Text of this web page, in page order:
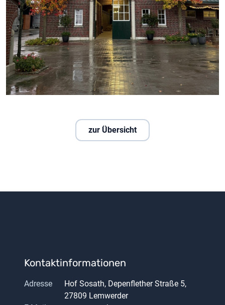
zur Übersicht
Kontaktinformationen
Adresse
Hof Sosath, Depenflether Straße 5,
27809 Lemwerder